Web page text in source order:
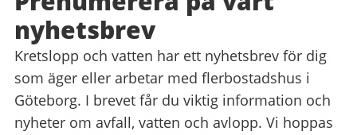
nyhetsbrev
Kretslopp och vatten har ett nyhetsbrev för dig
som äger eller arbetar med flerbostadshus i
Göteborg. I brevet får du viktig information och
nyheter om avfall, vatten och avlopp. Vi hoppas